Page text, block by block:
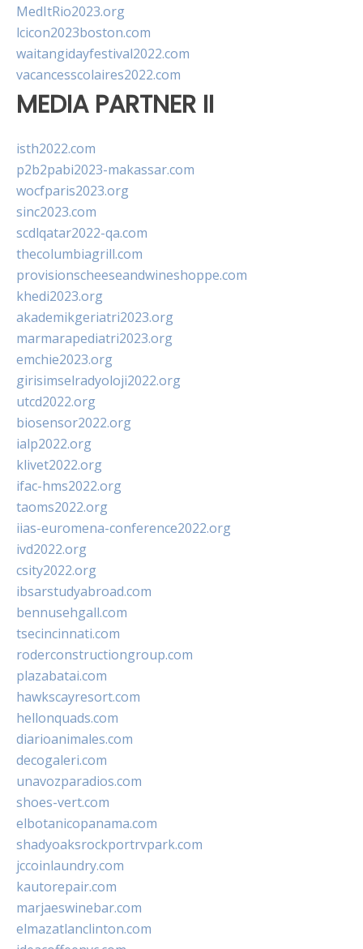
MedItRio2023.org
lcicon2023boston.com
waitangidayfestival2022.com
vacancesscolaires2022.com
MEDIA PARTNER II
isth2022.com
p2b2pabi2023-makassar.com
wocfparis2023.org
sinc2023.com
scdlqatar2022-qa.com
thecolumbiagrill.com
provisionscheeseandwineshoppe.com
khedi2023.org
akademikgeriatri2023.org
marmarapediatri2023.org
emchie2023.org
girisimselradyoloji2022.org
utcd2022.org
biosensor2022.org
ialp2022.org
klivet2022.org
ifac-hms2022.org
taoms2022.org
iias-euromena-conference2022.org
ivd2022.org
csity2022.org
ibsarstudyabroad.com
bennusehgall.com
tsecincinnati.com
roderconstructiongroup.com
plazabatai.com
hawkscayresort.com
hellonquads.com
diarioanimales.com
decogaleri.com
unavozparadios.com
shoes-vert.com
elbotanicopanama.com
shadyoaksrockportrvpark.com
jccoinlaundry.com
kautorepair.com
marjaeswinebar.com
elmazatlanclinton.com